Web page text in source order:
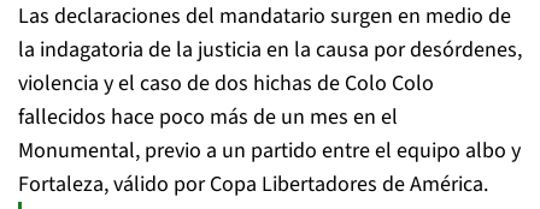
Las declaraciones del mandatario surgen en medio de
la indagatoria de la justicia en la causa por desórdenes,
violencia y el caso de dos hichas de Colo Colo
fallecidos hace poco más de un mes en el
Monumental, previo a un partido entre el equipo albo y
Fortaleza, válido por Copa Libertadores de América.